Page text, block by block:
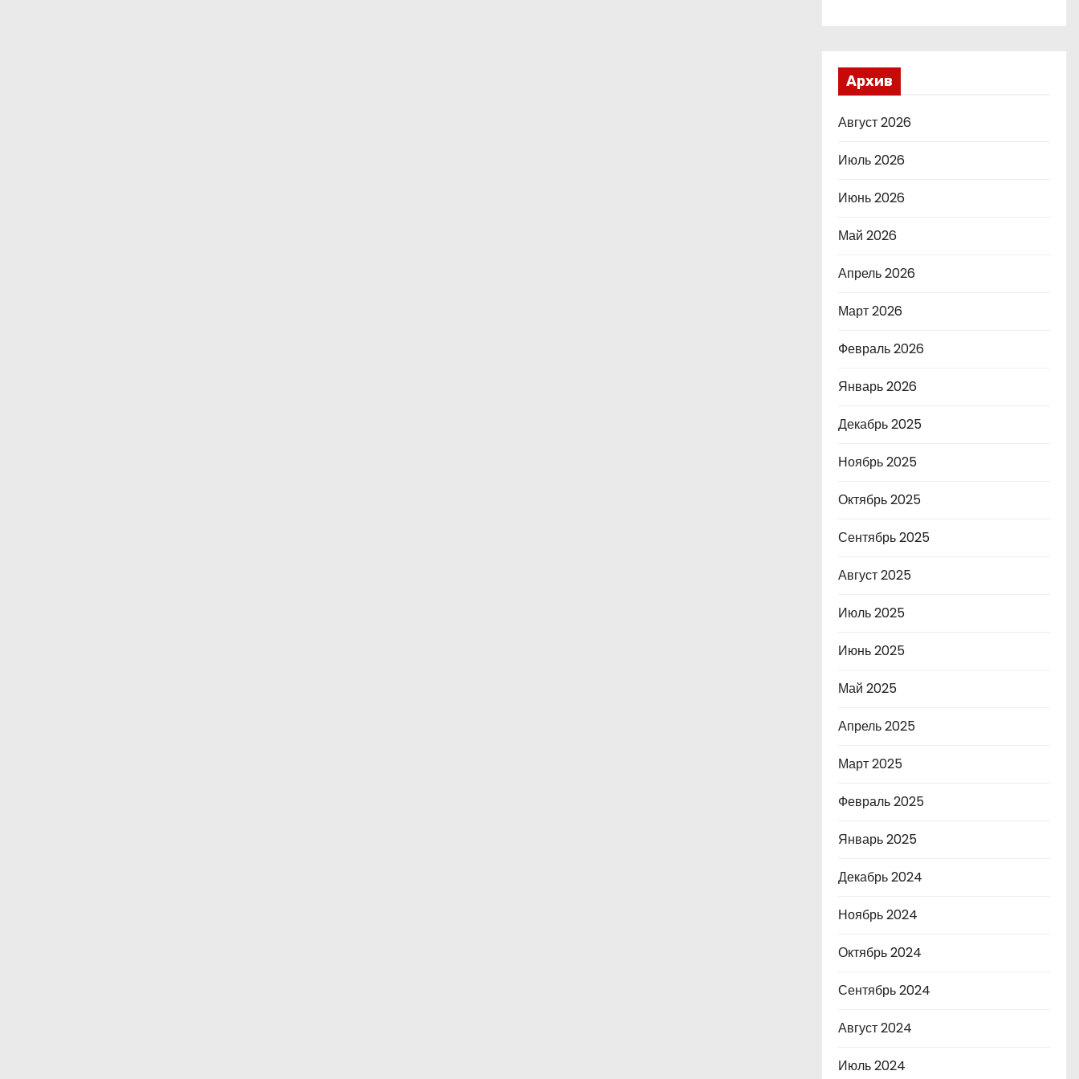
Архив
Август 2026
Июль 2026
Июнь 2026
Май 2026
Апрель 2026
Март 2026
Февраль 2026
Январь 2026
Декабрь 2025
Ноябрь 2025
Октябрь 2025
Сентябрь 2025
Август 2025
Июль 2025
Июнь 2025
Май 2025
Апрель 2025
Март 2025
Февраль 2025
Январь 2025
Декабрь 2024
Ноябрь 2024
Октябрь 2024
Сентябрь 2024
Август 2024
Июль 2024